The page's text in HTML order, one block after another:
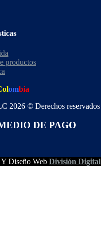
productos
ombia
2026 © Derechos reservados
DE PAGO
Diseño Web División Digital